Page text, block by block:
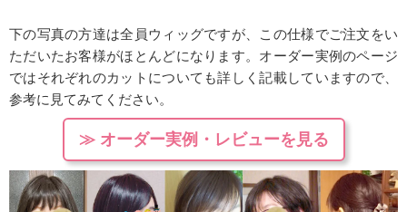
下の写真の方達は全員ウィッグですが、この仕様でご注文をい
ただいたお客様がほとんどになります。オーダー実例のページ
ではそれぞれのカットについても詳しく記載していますので、
参考に見てみてください。
≫ オーダー実例・レビューを見る